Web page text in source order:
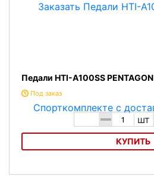
Педали HTI-A100SS PENTAGON
Под заказ
- шт
КУПИТЬ